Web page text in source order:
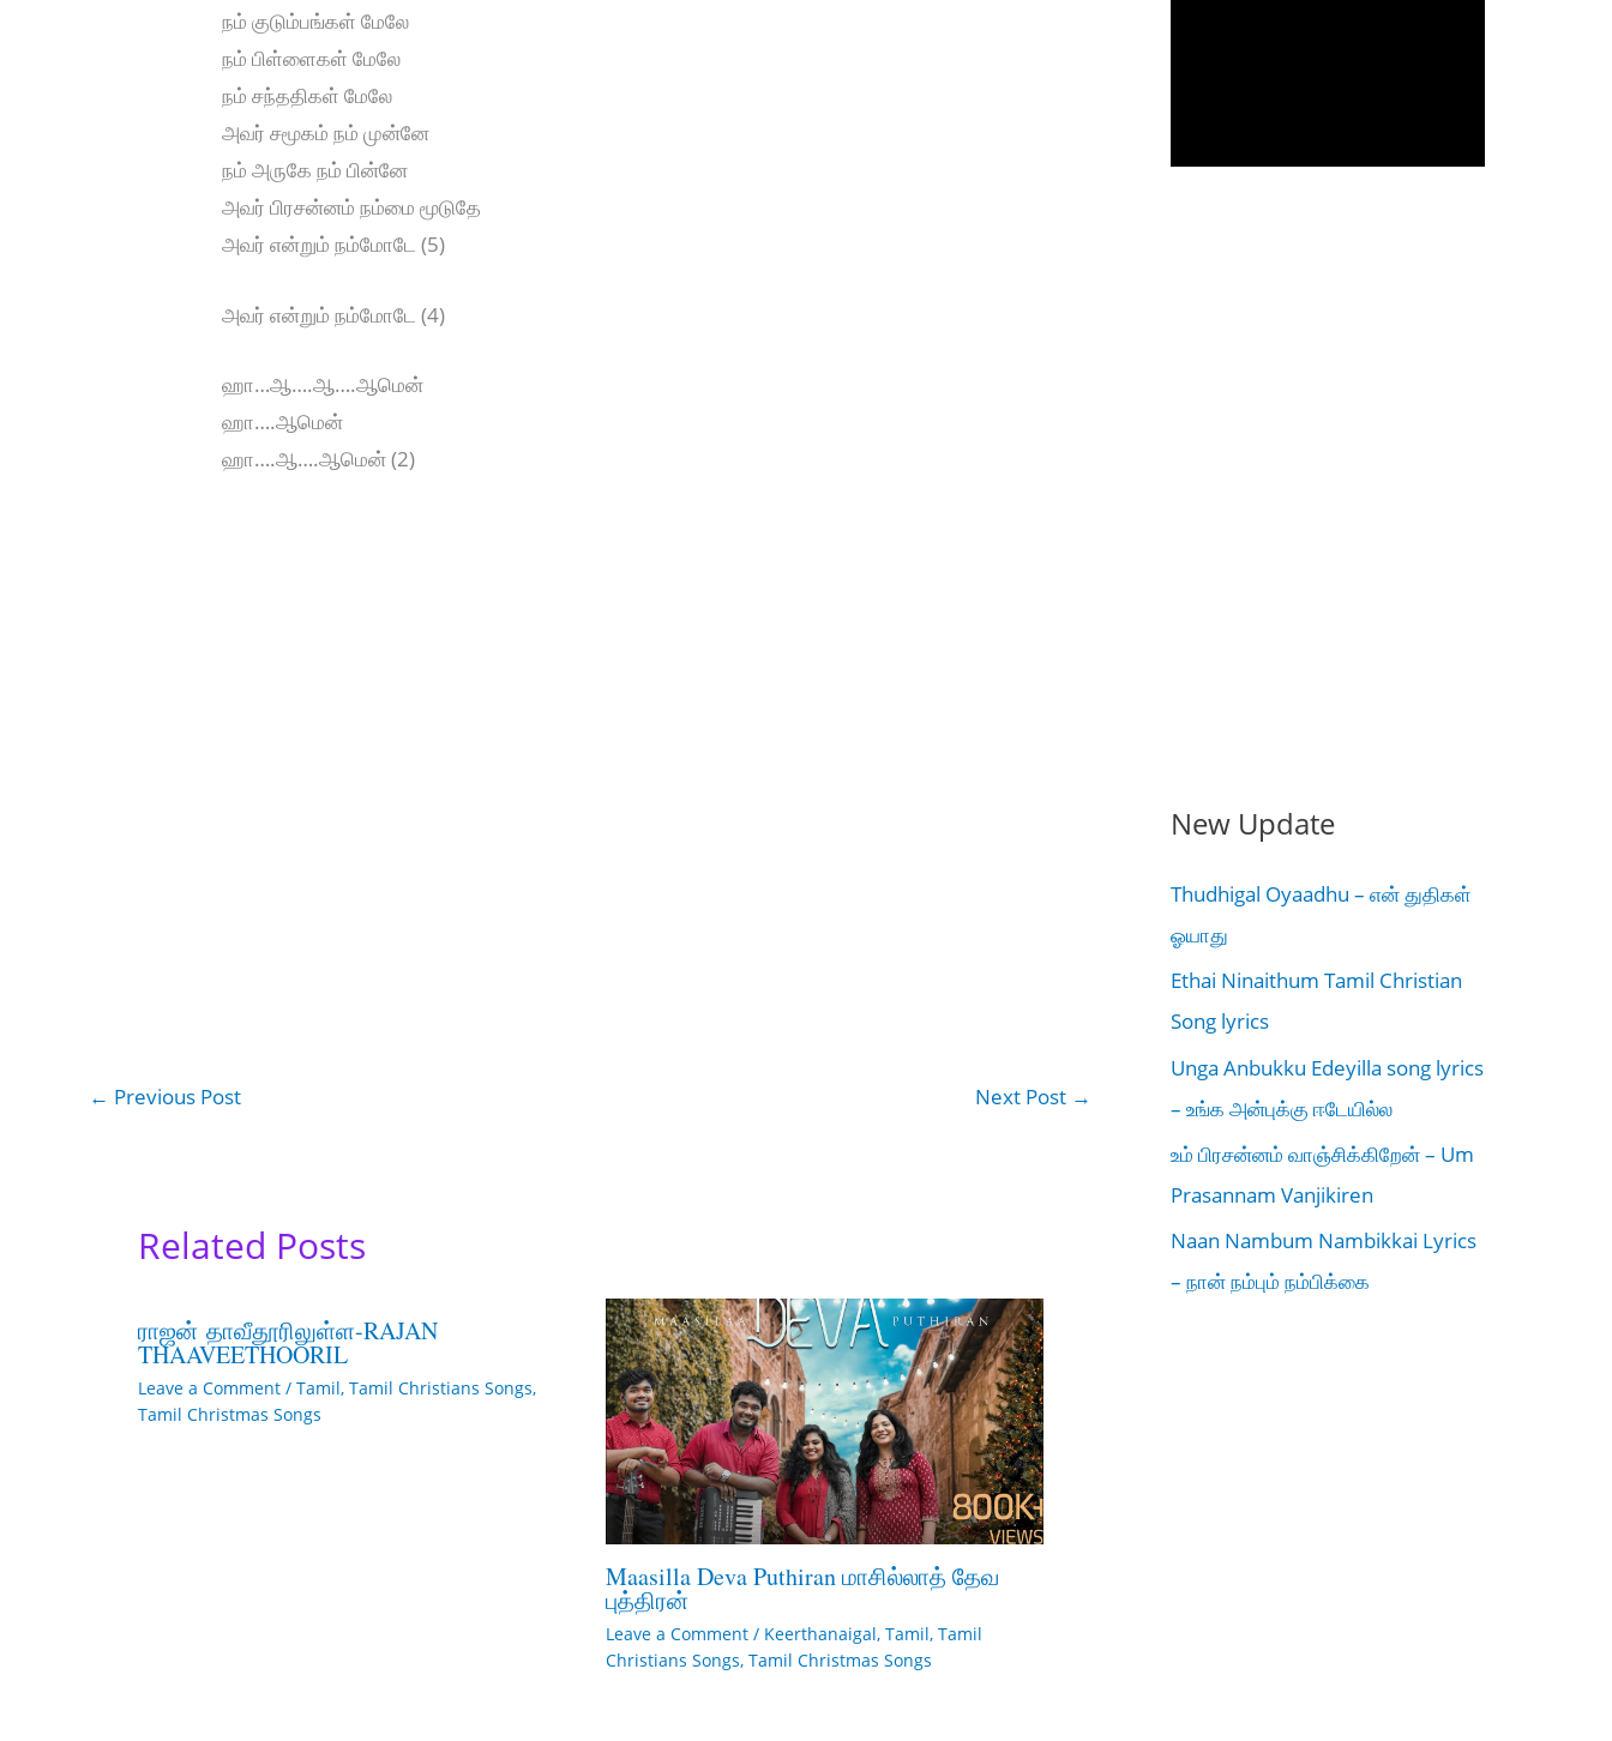
நம் குடும்பங்கள் மேலே
நம் பிள்ளைகள் மேலே
நம் சந்ததிகள் மேலே
அவர் சமூகம் நம் முன்னே
நம் அருகே நம் பின்னே
அவர் பிரசன்னம் நம்மை மூடுதே
அவர் என்றும் நம்மோடே (5)
அவர் என்றும் நம்மோடே (4)
ஹா…ஆ….ஆ….ஆமென்
ஹா….ஆமென்
ஹா….ஆ….ஆமென் (2)
← Previous Post Next Post →
Related Posts
ராஜன் தாவீதூரிலுள்ள-RAJAN
THAAVEETHOORIL
Leave a Comment / Tamil, Tamil Christians Songs,
Tamil Christmas Songs
Maasilla Deva Puthiran மாசில்லாத் தேவ
புத்திரன்
Leave a Comment / Keerthanaigal, Tamil, Tamil
Christians Songs, Tamil Christmas Songs
New Update
Thudhigal Oyaadhu – என் துதிகள்
ஓயாது
Ethai Ninaithum Tamil Christian
Song lyrics
Unga Anbukku Edeyilla song lyrics
– உங்க அன்புக்கு ஈடேயில்ல
உம் பிரசன்னம் வாஞ்சிக்கிறேன் – Um
Prasannam Vanjikiren
Naan Nambum Nambikkai Lyrics
– நான் நம்பும் நம்பிக்கை